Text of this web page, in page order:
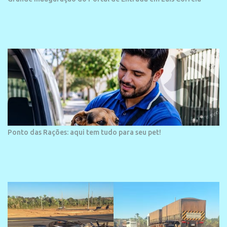
Ponto das Rações: aqui tem tudo para seu pet!